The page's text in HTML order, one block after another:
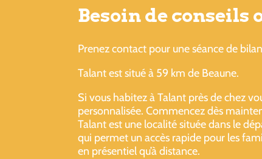
Besoin de conseils
Prenez contact pour une séance de
Talant est situé à 59 km de Beaune.
Si vous habitez à Talant près de chez
personnalisée. Commencez dès
Talant est une localité située dans le
qui permet un accès rapide pour les
en présentiel qu’à distance.